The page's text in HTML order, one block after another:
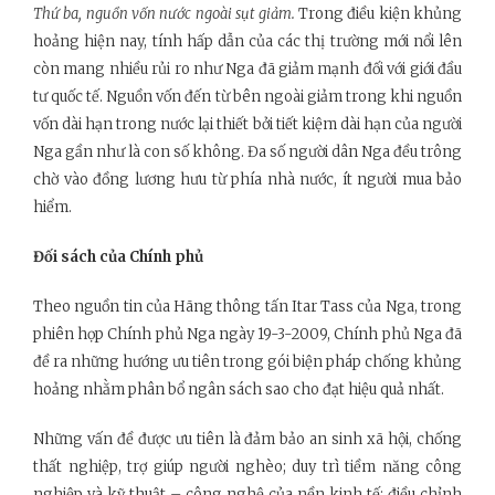
Thứ ba, nguồn vốn nước ngoài sụt giảm. Trong điều kiện khủng
hoảng hiện nay, tính hấp dẫn của các thị trường mới nổi lên
còn mang nhiều rủi ro như Nga đã giảm mạnh đối với giới đầu
tư quốc tế. Nguồn vốn đến từ bên ngoài giảm trong khi nguồn
vốn dài hạn trong nước lại thiết bởi tiết kiệm dài hạn của người
Nga gần như là con số không. Đa số người dân Nga đều trông
chờ vào đồng lương hưu từ phía nhà nước, ít người mua bảo
hiểm.
Đối sách của Chính phủ
Theo nguồn tin của Hãng thông tấn Itar Tass của Nga, trong
phiên họp Chính phủ Nga ngày 19-3-2009, Chính phủ Nga đã
đề ra những hướng ưu tiên trong gói biện pháp chống khủng
hoảng nhằm phân bổ ngân sách sao cho đạt hiệu quả nhất.
Những vấn đề được ưu tiên là đảm bảo an sinh xã hội, chống
thất nghiệp, trợ giúp người nghèo; duy trì tiềm năng công